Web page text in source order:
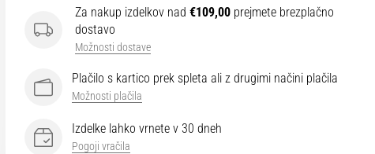
Za nakup izdelkov nad €109,00 prejmete brezplačno
dostavo
Možnosti dostave
Plačilo s kartico prek spleta ali z drugimi načini plačila
Možnosti plačila
Izdelke lahko vrnete v 30 dneh
Pogoji vračila